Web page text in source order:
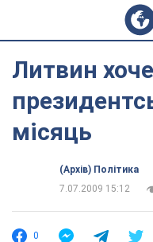
Литвин
місяць
(Архів) Політика
7.07.2009 15:12
0